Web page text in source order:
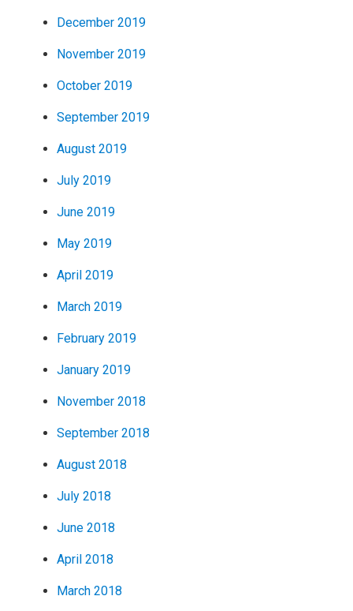
December 2019
November 2019
October 2019
September 2019
August 2019
July 2019
June 2019
May 2019
April 2019
March 2019
February 2019
January 2019
November 2018
September 2018
August 2018
July 2018
June 2018
April 2018
March 2018